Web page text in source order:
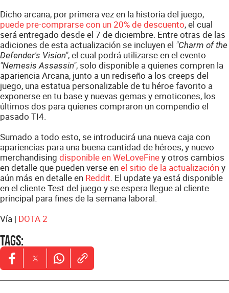
Dicho arcana, por primera vez en la historia del juego,
puede pre-comprarse con un 20% de descuento, el cual
será entregado desde el 7 de diciembre. Entre otras de las
adiciones de esta actualización se incluyen el "Charm of the
Defender's Vision", el cual podrá utilizarse en el evento
"Nemesis Assassin", solo disponible a quienes compren la
apariencia Arcana, junto a un rediseño a los creeps del
juego, una estatua personalizable de tu héroe favorito a
exponerse en tu base y nuevas gemas y emoticones, los
últimos dos para quienes compraron un compendio el
pasado TI4.
Sumado a todo esto, se introducirá una nueva caja con
apariencias para una buena cantidad de héroes, y nuevo
merchandising disponible en WeLoveFiney otros cambios
en detalle que pueden verse enel sitio de la actualizacióny
aún más en detalle en Reddit. El update ya está disponible
en el cliente Test del juego y se espera llegue al cliente
principal para fines de la semana laboral.
Vía | DOTA 2
Tags:
Opens in new window
Opens in new window
Opens in new window